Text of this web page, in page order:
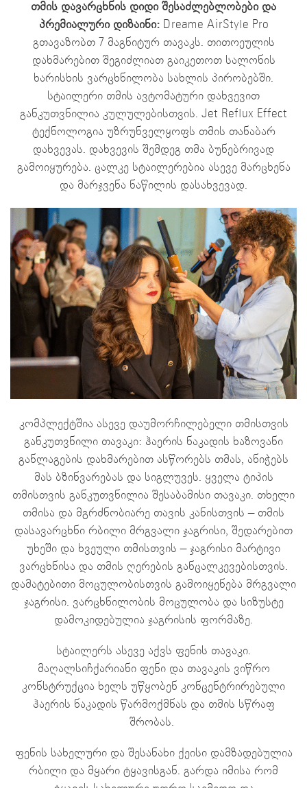
თმის დავარცხნის დიდი შესაძლებლობები და
პრემიალური დიზაინი:Dreame AirStyle Pro
გთავაზობთ 7 მაგნიტურ თავაკს. თითოეულის
დახმარებით შეგიძლიათ გაიკეთოთ სალონის
ხარისხის ვარცხნილობა სახლის პირობებში.
სტაილერი თმის ავტომატური დახვევით
განკუთვნილია კულულებისთვის. Jet Reflux Effect
ტექნოლოგია უზრუნველყოფს თმის თანაბარ
დახვევას. დახვევის შემდეგ თმა ბუნებრივად
გამოიყურება. ცალკე სტაილერებია ასევე მარცხენა
და მარჯვენა ნაწილის დასახვევად.
კომპლექტშია ასევე დაუმორჩილებელი თმისთვის
განკუთვნილი თავაკი: ჰაერის ნაკადის ხაზოვანი
განლაგების დახმარებით ასწორებს თმას, ანიჭებს
მას ბზინვარებას და სიგლუვეს. ყველა ტიპის
თმისთვის განკუთვნილია შესაბამისი თავაკი. თხელი
თმისა და მგრძნობიარე თავის კანისთვის – თმის
დასავარცხნი რბილი მრგვალი ჯაგრისი, შედარებით
უხეში და ხვეული თმისთვის – ჯაგრისი მარტივი
ვარცხნისა და თმის ღერების განცალკევებისთვის.
დამატებითი მოცულობისთვის გამოიყენება მრგვალი
ჯაგრისი. ვარცხნილობის მოცულობა და სიზუსტე
დამოკიდებულია ჯაგრისის ფორმაზე.
სტაილერს ასევე აქვს ფენის თავაკი.
მაღალსიჩქარიანი ფენი და თავაკის ვიწრო
კონსტრუქცია ხელს უწყობენ კონცენტრირებული
ჰაერის ნაკადის წარმოქმნას და თმის სწრაფ
შრობას.
ფენის სახელური და შესანახი ქეისი დამზადებულია
რბილი და მყარი ტყავისგან. გარდა იმისა რომ